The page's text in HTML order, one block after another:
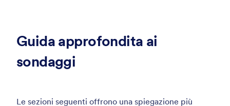
Guida approfondita ai
sondaggi
Le sezioni seguenti offrono una spiegazione più